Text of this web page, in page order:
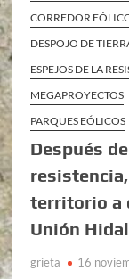
CORREDOR
DESPOJO DE
ESPEJOS DE LA
MEGAPROYECTOS
PARQUES EÓLICOS
Después
territorio a
Unión
grieta 16